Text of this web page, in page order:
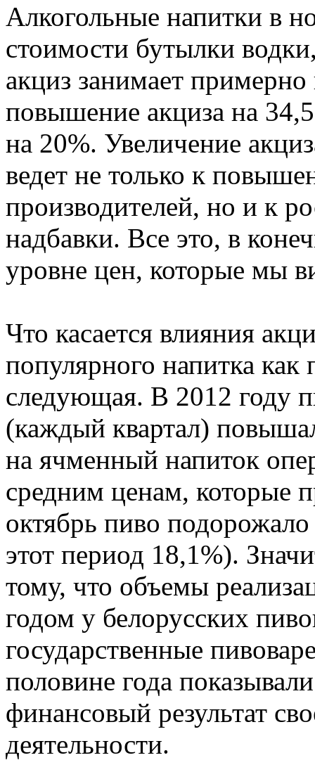
Алкогольные напитки в
стоимости бутылки
акциз занимает
повышение акциза на
на 20%. Увеличение
ведет не только к
производителей, но и к
надбавки. Все это, в
уровне цен, которые мы
Что касается влияния
популярного напитка как
следующая. В 2012 году
(каждый квартал)
на ячменный напиток
средним ценам, которые
октябрь пиво
этот период 18,1%).
тому, что объемы
годом у белорусских
государственные
половине года
финансовый результат
деятельности.